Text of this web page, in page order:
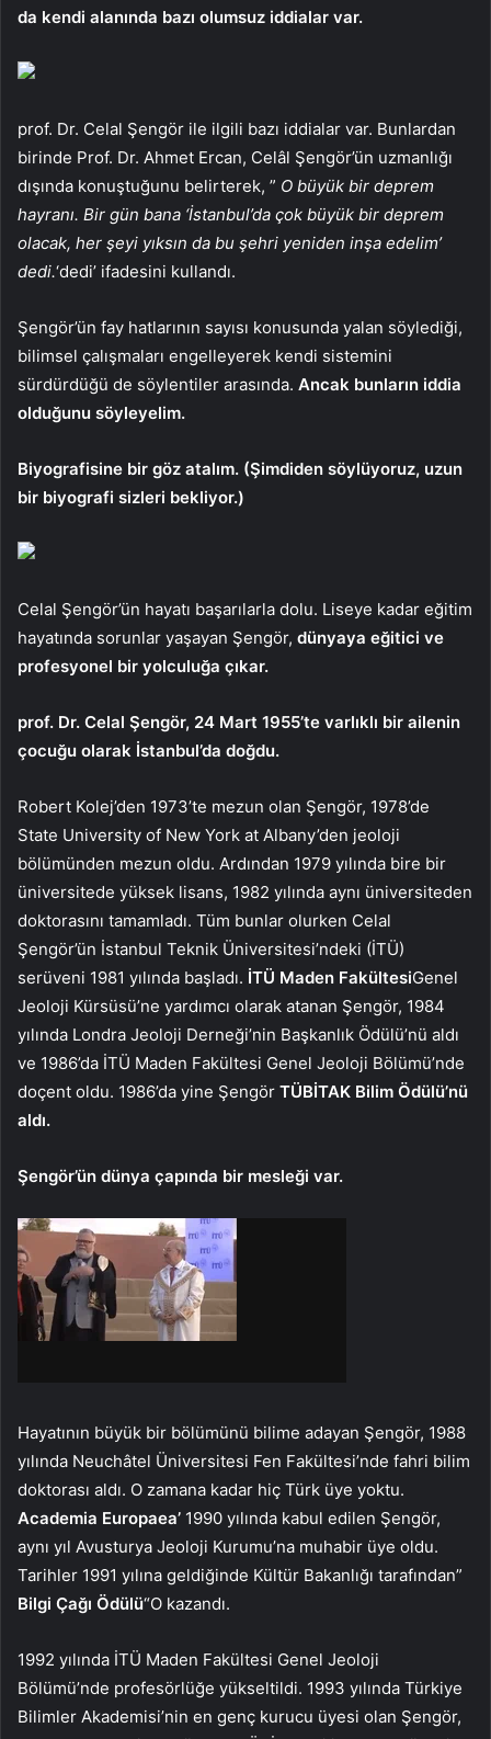
da kendi alanında bazı olumsuz iddialar var.
prof. Dr. Celal Şengör ile ilgili bazı iddialar var. Bunlardan
birinde Prof. Dr. Ahmet Ercan, Celâl Şengör’ün uzmanlığı
dışında konuştuğunu belirterek, ” O büyük bir deprem
hayranı. Bir gün bana ‘İstanbul’da çok büyük bir deprem
olacak, her şeyi yıksın da bu şehri yeniden inşa edelim’
dedi.‘dedi’ ifadesini kullandı.
Şengör’ün fay hatlarının sayısı konusunda yalan söylediği,
bilimsel çalışmaları engelleyerek kendi sistemini
sürdürdüğü de söylentiler arasında. Ancak bunların iddia
olduğunu söyleyelim.
Biyografisine bir göz atalım. (Şimdiden söylüyoruz, uzun
bir biyografi sizleri bekliyor.)
Celal Şengör’ün hayatı başarılarla dolu. Liseye kadar eğitim
hayatında sorunlar yaşayan Şengör, dünyaya eğitici ve
profesyonel bir yolculuğa çıkar.
prof. Dr. Celal Şengör, 24 Mart 1955’te varlıklı bir ailenin
çocuğu olarak İstanbul’da doğdu.
Robert Kolej’den 1973’te mezun olan Şengör, 1978’de
State University of New York at Albany’den jeoloji
bölümünden mezun oldu. Ardından 1979 yılında bire bir
üniversitede yüksek lisans, 1982 yılında aynı üniversiteden
doktorasını tamamladı. Tüm bunlar olurken Celal
Şengör’ün İstanbul Teknik Üniversitesi’ndeki (İTÜ)
serüveni 1981 yılında başladı. İTÜ Maden FakültesiGenel
Jeoloji Kürsüsü’ne yardımcı olarak atanan Şengör, 1984
yılında Londra Jeoloji Derneği’nin Başkanlık Ödülü’nü aldı
ve 1986’da İTÜ Maden Fakültesi Genel Jeoloji Bölümü’nde
doçent oldu. 1986’da yine Şengör TÜBİTAK Bilim Ödülü’nü
aldı.
Şengör’ün dünya çapında bir mesleği var.
Hayatının büyük bir bölümünü bilime adayan Şengör, 1988
yılında Neuchâtel Üniversitesi Fen Fakültesi’nde fahri bilim
doktorası aldı. O zamana kadar hiç Türk üye yoktu.
Academia Europaea’ 1990 yılında kabul edilen Şengör,
aynı yıl Avusturya Jeoloji Kurumu’na muhabir üye oldu.
Tarihler 1991 yılına geldiğinde Kültür Bakanlığı tarafından”
Bilgi Çağı Ödülü“O kazandı.
1992 yılında İTÜ Maden Fakültesi Genel Jeoloji
Bölümü’nde profesörlüğe yükseltildi. 1993 yılında Türkiye
Bilimler Akademisi’nin en genç kurucu üyesi olan Şengör,